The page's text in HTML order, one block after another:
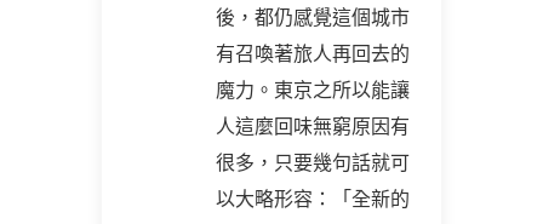
後，都仍感覺這個城市
有召喚著旅人再回去的
魔力。東京之所以能讓
人這麼回味無窮原因有
很多，只要幾句話就可
以大略形容：「全新的